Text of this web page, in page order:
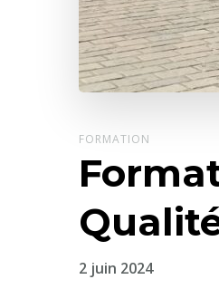
FORMATION
2 juin 2024